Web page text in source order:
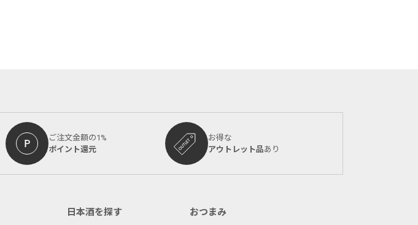
ご注文金額の1%
ポイント還元
お得な
アウトレット品あり
日本酒を探す おつまみ